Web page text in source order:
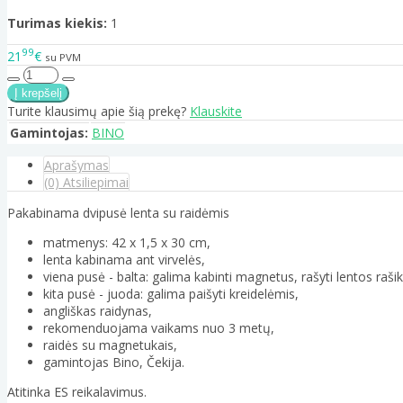
Turimas kiekis: 1
21 99€ su PVM
Turite klausimų apie šią prekę? Klauskite
Gamintojas: BINO
Aprašymas
(0) Atsiliepimai
Pakabinama dvipusė lenta su raidėmis
matmenys: 42 x 1,5 x 30 cm,
lenta kabinama ant virvelės,
viena pusė - balta: galima kabinti magnetus, rašyti lentos
kita pusė - juoda: galima paišyti kreidelėmis,
angliškas raidynas,
rekomenduojama vaikams nuo 3 metų,
raidės su magnetukais,
gamintojas Bino, Čekija.
Atitinka ES reikalavimus.